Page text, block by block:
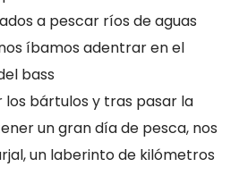
a pescar ríos de aguas
íbamos adentrar en el
bass
bártulos y tras pasar la
un gran día de pesca, nos
un laberinto de kilómetros